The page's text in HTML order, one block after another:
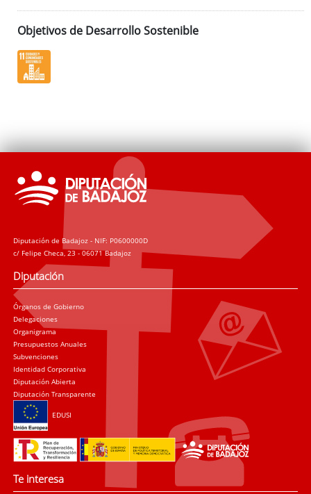
Objetivos de Desarrollo Sostenible
Diputación de Badajoz - NIF: P0600000D
c/ Felipe Checa, 23 - 06071 Badajoz
Diputación
Órganos de Gobierno
Delegaciones
Organigrama
Presupuestos Anuales
Subvenciones
Identidad Corporativa
Diputación Abierta
Diputación Transparente
EDUSI
Te interesa